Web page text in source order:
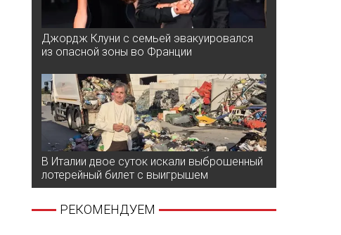
Джордж Клуни с семьей эвакуировался
из опасной зоны во Франции
В Италии двое суток искали выброшенный
лотерейный билет с выигрышем
РЕКОМЕНДУЕМ